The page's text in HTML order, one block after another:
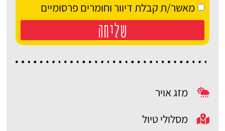
מאשר/ת קבלת דיוור וחומרים פרסומיים
שליחה
מזג אויר
מסלולי טיול